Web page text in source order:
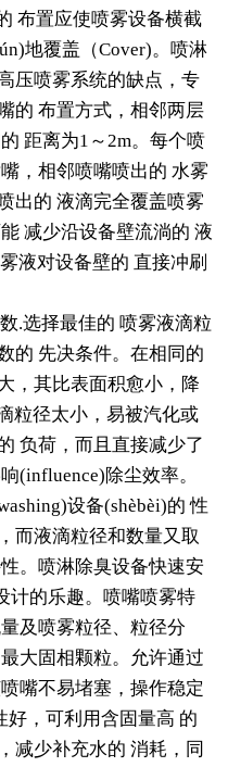
布置应使喷雾设备横截
地覆盖（Cover)。喷淋
压喷雾系统的缺点，专
的 布置方式，相邻两层
距离为1～2m。每个喷
，相邻喷嘴喷出的 水雾
出的 液滴完全覆盖喷雾
减少沿设备壁流淌的 液
液对设备壁的 直接冲刷
.选择最佳的 喷雾液滴粒
的 先决条件。在相同的
，其比表面积愈小，降
粒径太小，易被汽化或
负荷，而且直接减少了
(influence)除尘效率。
设备(shèbèi)的 性
而液滴粒径和数量又取
。喷淋除臭设备快速安
计的乐趣。喷嘴喷雾特
及喷雾粒径、粒径分
大固相颗粒。允许通过
嘴不易堵塞，操作稳定
好，可利用含固量高 的
减少补充水的 消耗，同